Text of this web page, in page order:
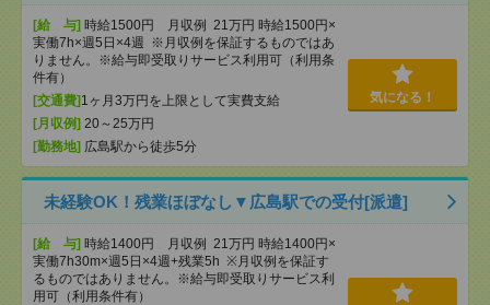
[給 与] 時給1500円 月収例 21万円 時給1500円×
実働7h×週5日×4週 ※月収例を保証するものではあ
りません。※給与即受取りサービス利用可（利用条
件有）
[交通費]1ヶ月3万円を上限として実費支給
[月収例] 20～25万円
[勤務地] 広島駅から徒歩5分
気になる！
未経験OK！残業ほぼなし▼広島駅での受付[派遣]
[給 与] 時給1400円 月収例 21万円 時給1400円×
実働7h30m×週5日×4週+残業5h ※月収例を保証す
るものではありません。※給与即受取りサービス利
用可（利用条件有）